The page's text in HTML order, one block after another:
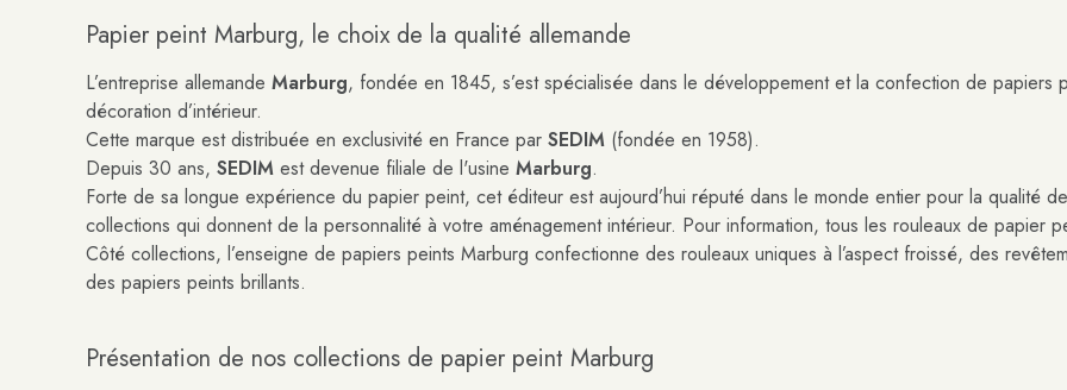
Papier peint Marburg, le choix de la qualité allemande
L’entreprise allemande Marburg, fondée en 1845, s’est spécialisée dans le développement et la confection de papiers
décoration d’intérieur.
Cette marque est distribuée en exclusivité en France par SEDIM (fondée en 1958).
Depuis 30 ans, SEDIM est devenue filiale de l'usine Marburg.
Forte de sa longue expérience du papier peint, cet éditeur est aujourd’hui réputé dans le monde entier pour la qualité
collections qui donnent de la personnalité à votre aménagement intérieur. Pour information, tous les rouleaux de papier
Côté collections, l’enseigne de papiers peints Marburg confectionne des rouleaux uniques à l’aspect froissé, des
des papiers peints brillants.
Présentation de nos collections de papier peint Marburg